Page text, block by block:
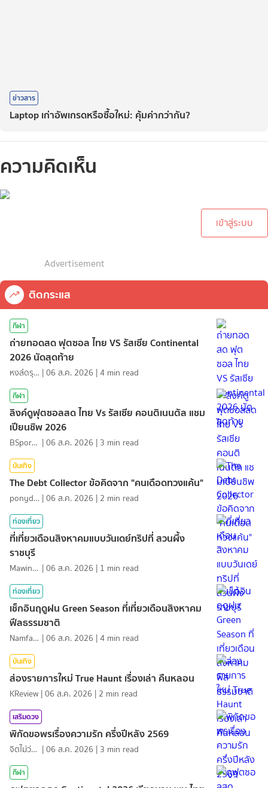
ข่าวสาร
Laptop เก่าอัพเกรดหรือซื้อใหม่: คุ้มค่ากว่ากัน?
ความคิดเห็น
เข้าสู่ระบบ
Advertisement
ติดกระแส
กีฬา
ถ่ายทอดสด ฟุตซอล ไทย VS รัสเซีย Continental
2026 นัดสุดท้าย
หงส์ดรุณ |06 ส.ค. 2026 |4 min read
กีฬา
ลิงค์ดูฟุตซอลสด ไทย Vs รัสเซีย คอนติเนนตัล แชม
เปียนชิพ 2026
BSports8 |06 ส.ค. 2026 | 3 min read
บันเทิง
The Debt Collector ข้อคิดจาก "คนเดือดทวงแค้น"
ponydiary |06 ส.ค. 2026 | 2 min read
ท่องเที่ยว
ที่เที่ยวเดือนสิงหาคมแบบวันเดย์ทริปที่ สวนผึ้ง
ราชบุรี
MawinMatravel |06 ส.ค. 2026 | 1 min read
ท่องเที่ยว
เช็กอินฤดูฝน Green Season ที่เที่ยวเดือนสิงหาคม
ฟีลธรรมชาติ
NamfahPhupha |06 ส.ค. 2026 |4 min read
บันเทิง
ส่องรายการใหม่ True Haunt เรื่องเล่า คืนหลอน
KReview |06 ส.ค. 2026 | 2 min read
เสริมดวง
พิกัดขอพรเรื่องความรัก ครึ่งปีหลัง 2569
จิตไม่ว่าง |06 ส.ค. 2026 | 3 min read
กีฬา